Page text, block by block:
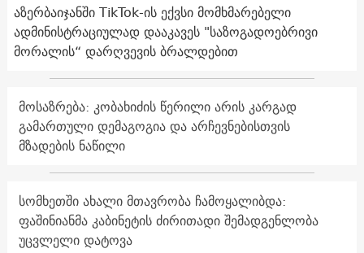
აზერბაიჯანში TikTok-ის ექვსი მომხმარებელი
ადმინისტრაციულად დააკავეს "საზოგადოებრივი
მორალის“ დარღვევის ბრალდებით
მოსაზრება: კობახიძის წერილი არის კარგად
გამართული დემაგოგია და არჩევნებისთვის
მზადების ნაწილი
სომხეთში ახალი მთავრობა ჩამოყალიბდა:
ფაშინიანმა კაბინეტის ძირითადი შემადგენლობა
უცვლელი დატოვა